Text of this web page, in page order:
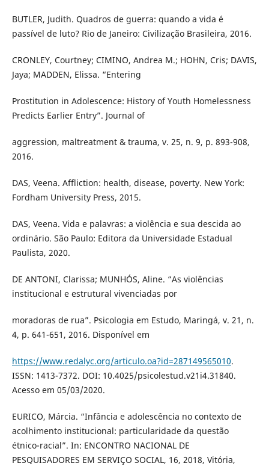
BUTLER, Judith. Quadros de guerra: quando a vida é
passível de luto? Rio de Janeiro: Civilização Brasileira, 2016.
CRONLEY, Courtney; CIMINO, Andrea M.; HOHN, Cris; DAVIS,
Jaya; MADDEN, Elissa. “Entering
Prostitution in Adolescence: History of Youth Homelessness
Predicts Earlier Entry”. Journal of
aggression, maltreatment & trauma, v. 25, n. 9, p. 893-908,
2016.
DAS, Veena. Affliction: health, disease, poverty. New York:
Fordham University Press, 2015.
DAS, Veena. Vida e palavras: a violência e sua descida ao
ordinário. São Paulo: Editora da Universidade Estadual
Paulista, 2020.
DE ANTONI, Clarissa; MUNHÓS, Aline. “As violências
institucional e estrutural vivenciadas por
moradoras de rua”. Psicologia em Estudo, Maringá, v. 21, n.
4, p. 641-651, 2016. Disponível em
https://www.redalyc.org/articulo.oa?id=287149565010.
ISSN: 1413-7372. DOI: 10.4025/psicolestud.v21i4.31840.
Acesso em 05/03/2020.
EURICO, Márcia. “Infância e adolescência no contexto de
acolhimento institucional: particularidade da questão
étnico-racial”. In: ENCONTRO NACIONAL DE
PESQUISADORES EM SERVIÇO SOCIAL, 16, 2018, Vitória,